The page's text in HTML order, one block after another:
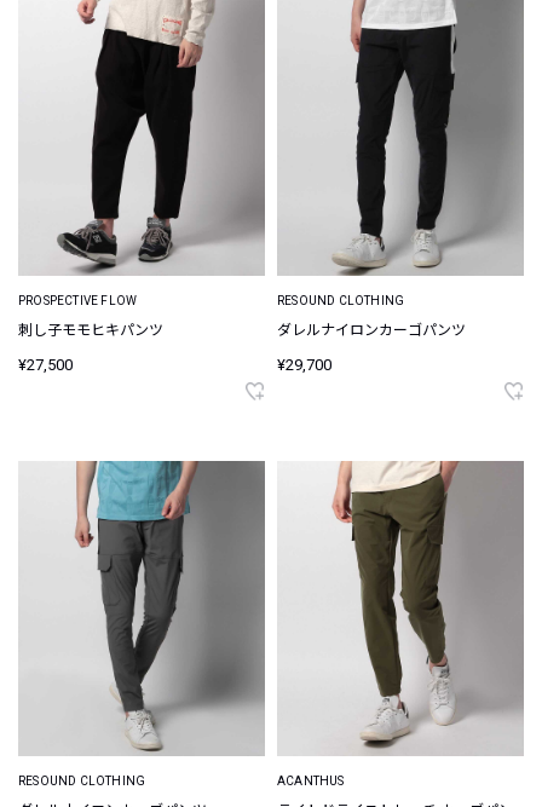
PROSPECTIVE FLOW
刺し子モモヒキパンツ
¥27,500
RESOUND CLOTHING
ダレルナイロンカーゴパンツ
¥29,700
RESOUND CLOTHING ACANTHUS